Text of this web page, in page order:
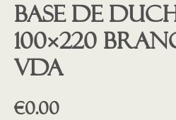
Base de
100×220
VDA
€0.00